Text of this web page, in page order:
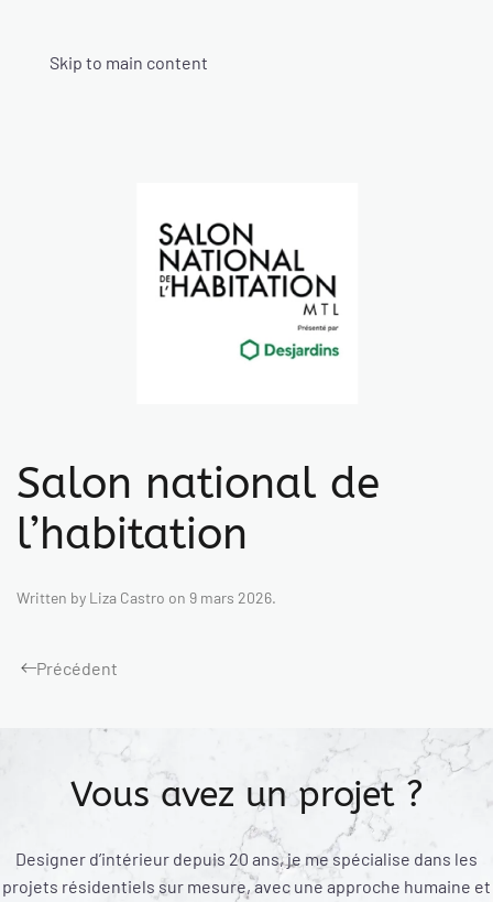
Skip to main content
Salon national de
l’habitation
Written by Liza Castro on 9 mars 2026.
Précédent
Vous avez un projet ?
Designer d’intérieur depuis 20 ans, je me spécialise dans les
projets résidentiels sur mesure, avec une approche humaine et